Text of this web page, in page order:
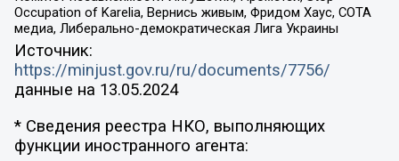
Occupation of Karelia, Вернись живым, Фридом Хаус, СОТА
медиа, Либерально-демократическая Лига Украины
Источник:
https://minjust.gov.ru/ru/documents/7756/
данные на 13.05.2024
* Сведения реестра НКО, выполняющих
функции иностранного агента: